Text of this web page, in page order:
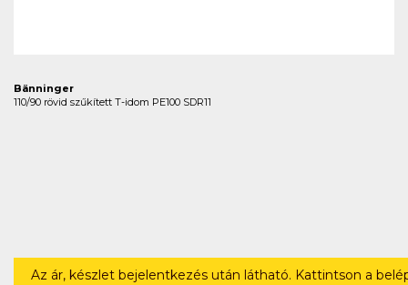
Bänninger
110/90 rövid szűkített T-idom PE100 SDR11
Az ár, készlet bejelentkezés után látható. Kattintson a